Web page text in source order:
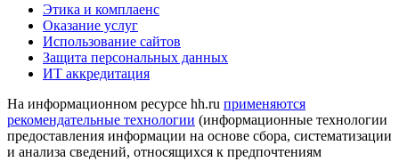
Этика и комплаенс
Оказание услуг
Использование сайтов
Защита персональных данных
ИТ аккредитация
На информационном ресурсе hh.ru применяются
рекомендательные технологии (информационные технологии
предоставления информации на основе сбора, систематизации
и анализа сведений, относящихся к предпочтениям